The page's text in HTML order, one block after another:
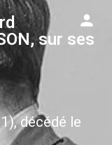
sur ses
décédé le